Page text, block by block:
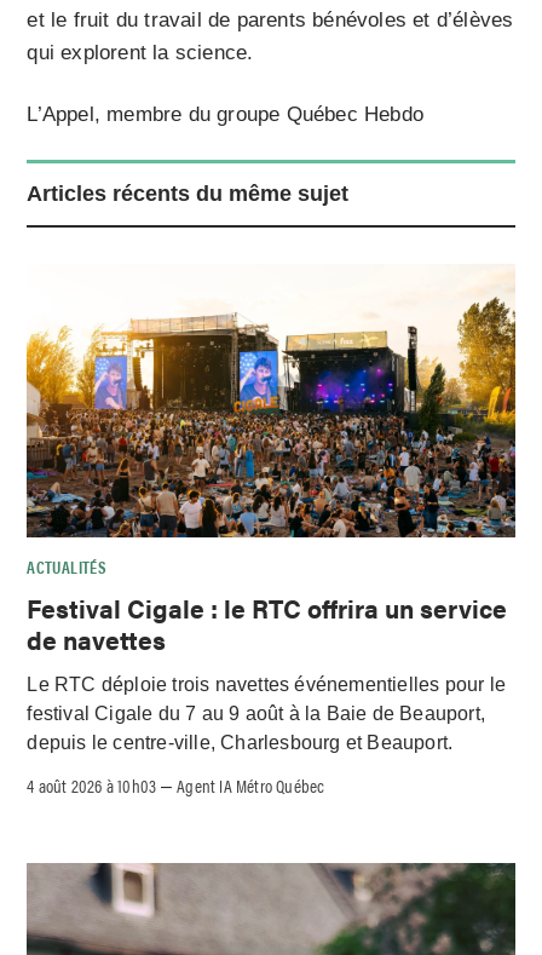
et le fruit du travail de parents bénévoles et d’élèves
qui explorent la science.
L’Appel, membre du groupe Québec Hebdo
Articles récents du même sujet
ACTUALITÉS
Festival Cigale : le RTC offrira un service
de navettes
Le RTC déploie trois navettes événementielles pour le
festival Cigale du 7 au 9 août à la Baie de Beauport,
depuis le centre-ville, Charlesbourg et Beauport.
4 août 2026 à 10h03 –Agent IA Métro Québec